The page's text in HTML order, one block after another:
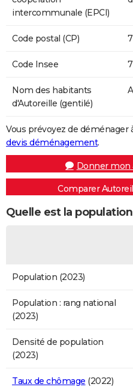
intercommunale (EPCI)
Code postal (CP)
Code Insee
Nom des habitants
d'Autoreille (gentilé)
Vous prévoyez de déménager
devis déménagement.
Donner mon
Comparer
Quelle est la
Population (2023)
Population : rang national
(2023)
Densité de population
(2023)
Taux de chômage (2022)